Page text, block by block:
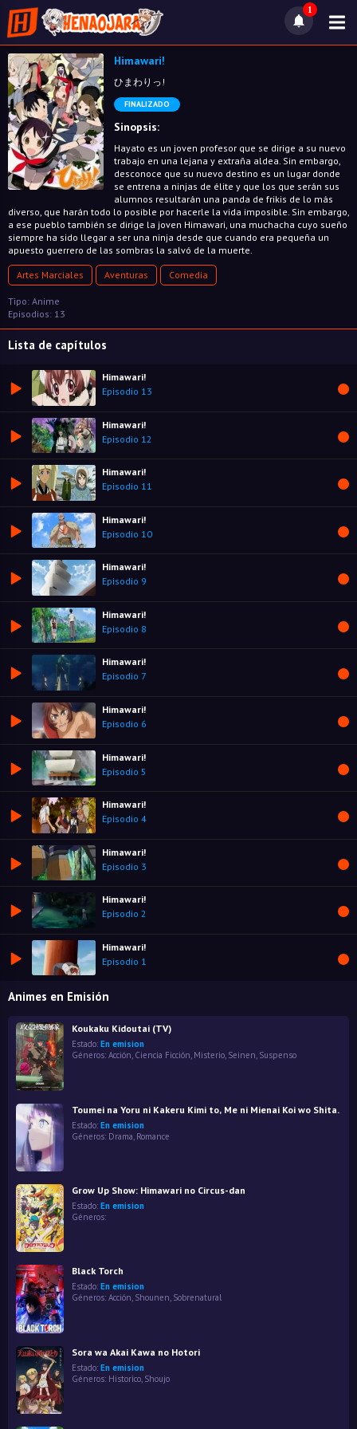
1
Himawari!
ひまわりっ!
FINALIZADO
Sinopsis:
Hayato es un joven profesor que se dirige a su nuevo
trabajo en una lejana y extraña aldea. Sin embargo,
desconoce que su nuevo destino es un lugar donde
se entrena a ninjas de élite y que los que serán sus
alumnos resultarán una panda de frikis de lo más
diverso, que harán todo lo posible por hacerle la vida imposible. Sin embargo,
a ese pueblo también se dirige la joven Himawari, una muchacha cuyo sueño
siempre ha sido llegar a ser una ninja desde que cuando era pequeña un
apuesto guerrero de las sombras la salvó de la muerte.
Artes Marciales Aventuras Comedia
Tipo: Anime
Episodios: 13
Lista de capítulos
Himawari!
Episodio 13
Himawari!
Episodio 12
Himawari!
Episodio 11
Himawari!
Episodio 10
Himawari!
Episodio 9
Himawari!
Episodio 8
Himawari!
Episodio 7
Himawari!
Episodio 6
Himawari!
Episodio 5
Himawari!
Episodio 4
Himawari!
Episodio 3
Himawari!
Episodio 2
Himawari!
Episodio 1
Animes en Emisión
Koukaku Kidoutai (TV)
Estado: En emision
Géneros: Acción, Ciencia Ficción, Misterio, Seinen, Suspenso
Toumei na Yoru ni Kakeru Kimi to, Me ni Mienai Koi wo Shita.
Estado: En emision
Géneros: Drama Romance
Grow Up Show: Himawari no Circus-dan
Estado: En emision
Géneros:
Black Torch
Estado: En emision
Géneros: Acción, Shounen, Sobrenatural
Sora wa Akai Kawa no Hotori
Estado: En emision
Géneros: Historico Shoujo